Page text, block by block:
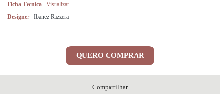
Ficha Técnica
Visualizar
Designer
Ibanez Razzera
QUERO COMPRAR
Compartilhar